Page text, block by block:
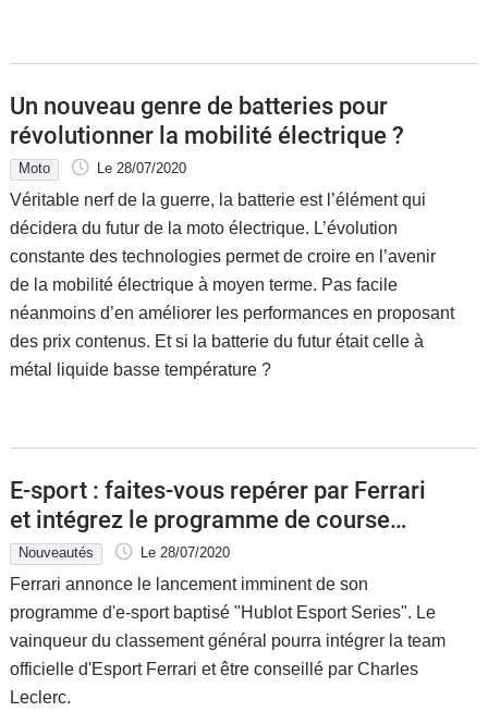
Un nouveau genre de batteries pour
révolutionner la mobilité électrique ?
Moto Le 28/07/2020
Véritable nerf de la guerre, la batterie est l’élément qui
décidera du futur de la moto électrique. L’évolution
constante des technologies permet de croire en l’avenir
de la mobilité électrique à moyen terme. Pas facile
néanmoins d’en améliorer les performances en proposant
des prix contenus. Et si la batterie du futur était celle à
métal liquide basse température ?
E-sport : faites-vous repérer par Ferrari
et intégrez le programme de course
officiel
Nouveautés Le 28/07/2020
Ferrari annonce le lancement imminent de son
programme d'e-sport baptisé "Hublot Esport Series". Le
vainqueur du classement général pourra intégrer la team
officielle d'Esport Ferrari et être conseillé par Charles
Leclerc.